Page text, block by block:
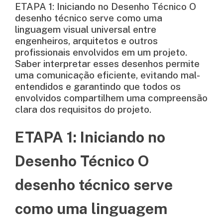
ETAPA 1: Iniciando no Desenho Técnico O
desenho técnico serve como uma
linguagem visual universal entre
engenheiros, arquitetos e outros
profissionais envolvidos em um projeto.
Saber interpretar esses desenhos permite
uma comunicação eficiente, evitando mal-
entendidos e garantindo que todos os
envolvidos compartilhem uma compreensão
clara dos requisitos do projeto.
ETAPA 1: Iniciando no
Desenho Técnico O
desenho técnico serve
como uma linguagem